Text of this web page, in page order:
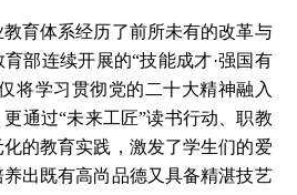
体系经历了前所未有的改革与
部连续开展的“技能成才·强国有
将学习贯彻党的二十大精神融入
通过“未来工匠”读书行动、职教
的教育实践，激发了学生们的爱
出既有高尚品德又具备精湛技艺